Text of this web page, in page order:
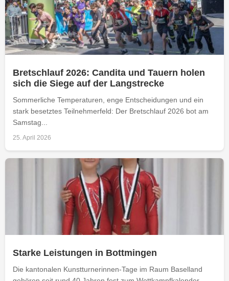
Bretschlauf 2026: Candita und Tauern holen
sich die Siege auf der Langstrecke
Sommerliche Temperaturen, enge Entscheidungen und ein
stark besetztes Teilnehmerfeld: Der Bretschlauf 2026 bot am
Samstag...
25. April 2026
Starke Leistungen in Bottmingen
Die kantonalen Kunstturnerinnen-Tage im Raum Baselland